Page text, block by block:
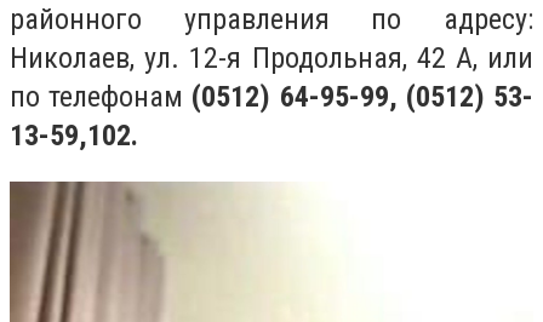
районного управления по адресу:
Николаев, ул. 12-я Продольная, 42 А, или
по телефонам (0512) 64-95-99, (0512) 53-
13-59,102.